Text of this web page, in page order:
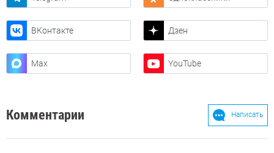
ВКонтакте Дзен
Max YouTube
Комментарии Написать